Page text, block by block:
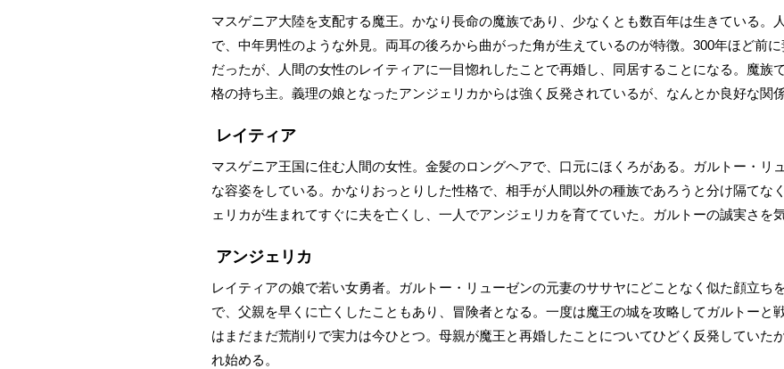
マスゲニア大陸を支配する魔王。かなり長命の魔族であり、少なくとも数百年は生きている。
で、中年男性のような外見。両耳の後ろから曲がった角が生えているのが特徴。300年ほど前
だったが、人間の女性のレイティアに一目惚れしたことで再婚し、同居することになる。魔族
格の持ち主。義理の娘となったアンジェリカからは強く反発されているが、なんとか良好な関
レイティア
マスゲニア王国に住む人間の女性。金髪のロングヘアで、口元にほくろがある。ガルトー・リ
な容姿をしている。かなりおっとりした性格で、相手が人間以外の種族であろうと分け隔てな
ェリカが生まれてすぐに夫を亡くし、一人でアンジェリカを育てていた。ガルトーの誠実さを
アンジェリカ
レイティアの娘で若い女勇者。ガルトー・リューゼンの元妻のササヤにどことなく似た顔立ち
で、父親を早くに亡くしたこともあり、冒険者となる。一度は魔王の城を攻略してガルトーと
はまだまだ荒削りで実力は今ひとつ。母親が魔王と再婚したことについてひどく反発していた
れ始める。